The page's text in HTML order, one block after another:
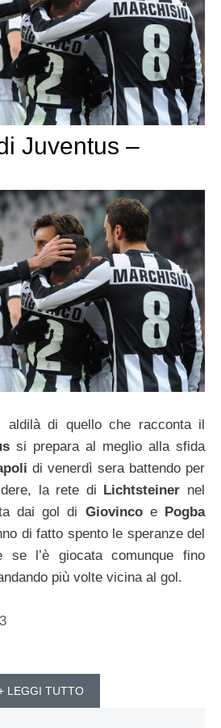
Juventus –
aldilà di quello che racconta il
si prepara al meglio alla sfida
di venerdì sera battendo per
la rete di Lichtsteiner nel
dai gol di Giovincoe
Pogba
di fatto spento le speranze del
se l’è giocata comunque fino
più volte vicina al gol.
LEGGI TUTTO